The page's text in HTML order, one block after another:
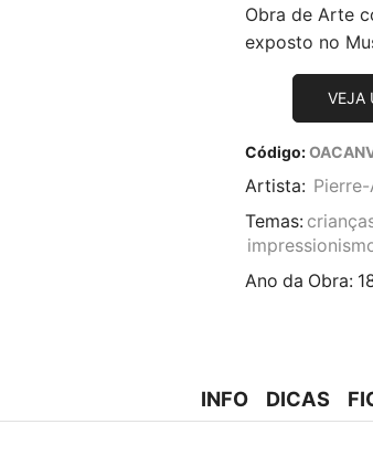
Obra de Arte
exposto no
VEJA
Código:
Artista:
Temas:
Ano da Obra:
INFO DICAS